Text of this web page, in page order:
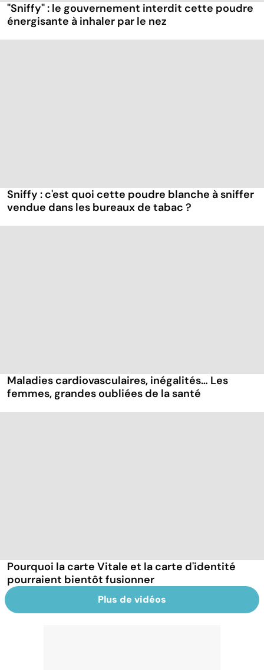
"Sniffy" : le gouvernement interdit cette poudre
énergisante à inhaler par le nez
Sniffy : c'est quoi cette poudre blanche à sniffer
vendue dans les bureaux de tabac ?
Maladies cardiovasculaires, inégalités… Les
femmes, grandes oubliées de la santé
Pourquoi la carte Vitale et la carte d'identité
pourraient bientôt fusionner
Plus de vidéos